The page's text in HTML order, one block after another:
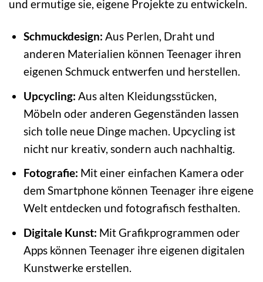
und ermutige sie, eigene Projekte zu entwickeln.
Schmuckdesign: Aus Perlen, Draht und
anderen Materialien können Teenager ihren
eigenen Schmuck entwerfen und herstellen.
Upcycling: Aus alten Kleidungsstücken,
Möbeln oder anderen Gegenständen lassen
sich tolle neue Dinge machen. Upcycling ist
nicht nur kreativ, sondern auch nachhaltig.
Fotografie: Mit einer einfachen Kamera oder
dem Smartphone können Teenager ihre eigene
Welt entdecken und fotografisch festhalten.
Digitale Kunst: Mit Grafikprogrammen oder
Apps können Teenager ihre eigenen digitalen
Kunstwerke erstellen.